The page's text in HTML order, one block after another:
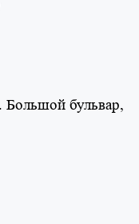
бульвар,